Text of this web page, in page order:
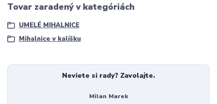
Tovar zaradený v kategóriách
UMELÉ MIHALNICE
Mihalnice v kalíšku
Neviete si rady? Zavolajte.
Milan Marek